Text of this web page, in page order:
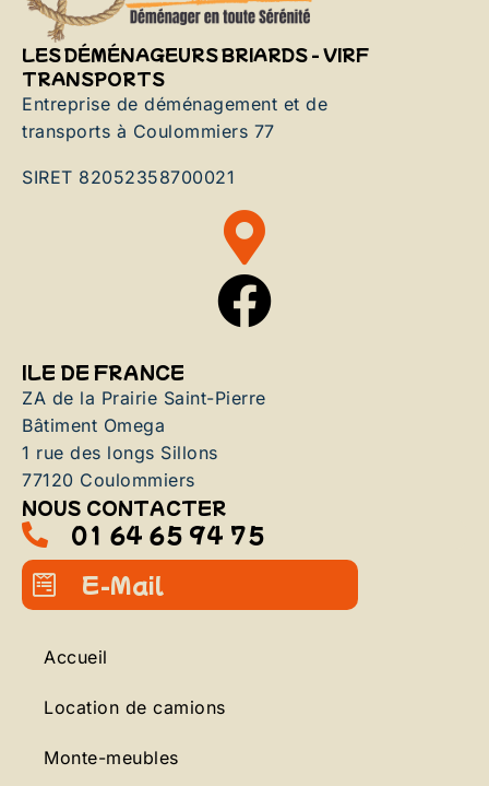
LES DÉMÉNAGEURS BRIARDS - VIRF
TRANSPORTS
Entreprise de déménagement et de
transports à Coulommiers 77
SIRET 82052358700021
ILE DE FRANCE
ZA de la Prairie Saint-Pierre
Bâtiment Omega
1 rue des longs Sillons
77120 Coulommiers
NOUS CONTACTER
01 64 65 94 75
E-Mail
Accueil
Location de camions
Monte-meubles